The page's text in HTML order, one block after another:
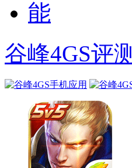
谷峰4GS评测